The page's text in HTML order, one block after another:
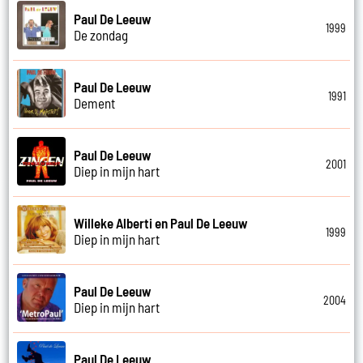
Paul De Leeuw
De zondag
1999
Paul De Leeuw
Dement
1991
Paul De Leeuw
Diep in mijn hart
2001
Willeke Alberti en Paul De Leeuw
Diep in mijn hart
1999
Paul De Leeuw
Diep in mijn hart
2004
Paul De Leeuw